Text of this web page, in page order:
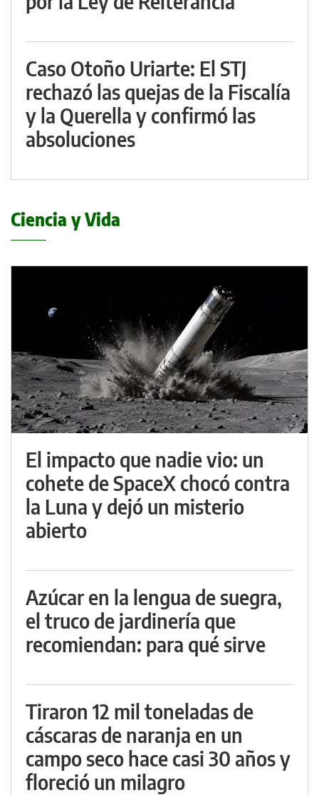
Caso Otoño Uriarte: El STJ
rechazó las quejas de la Fiscalía
y la Querella y confirmó las
absoluciones
Ciencia y Vida
El impacto que nadie vio: un
cohete de SpaceX chocó contra
la Luna y dejó un misterio
abierto
Azúcar en la lengua de suegra,
el truco de jardinería que
recomiendan: para qué sirve
Tiraron 12 mil toneladas de
cáscaras de naranja en un
campo seco hace casi 30 años y
floreció un milagro